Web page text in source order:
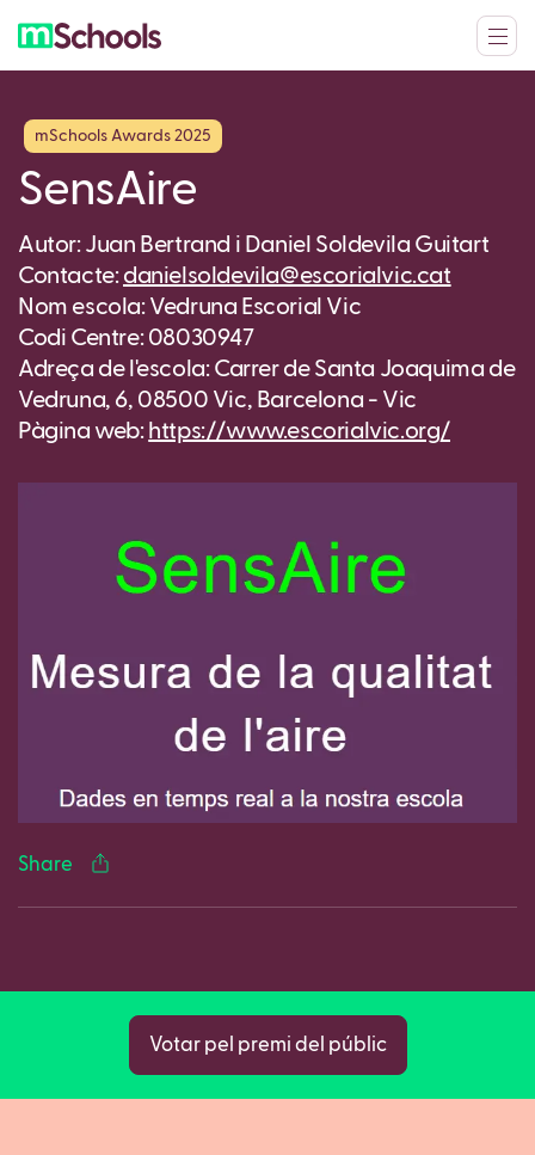
mSchools Awards 2025
SensAire
Autor: Juan Bertrand i Daniel Soldevila Guitart
Contacte: danielsoldevila@escorialvic.cat
Nom escola: Vedruna Escorial Vic
Codi Centre: 08030947
Adreça de l'escola: Carrer de Santa Joaquima de
Vedruna, 6, 08500 Vic, Barcelona - Vic
Pàgina web: https://www.escorialvic.org/
Share
Facebook
Twitter
LinkedIn
WhatsApp
Votar pel premi del públic